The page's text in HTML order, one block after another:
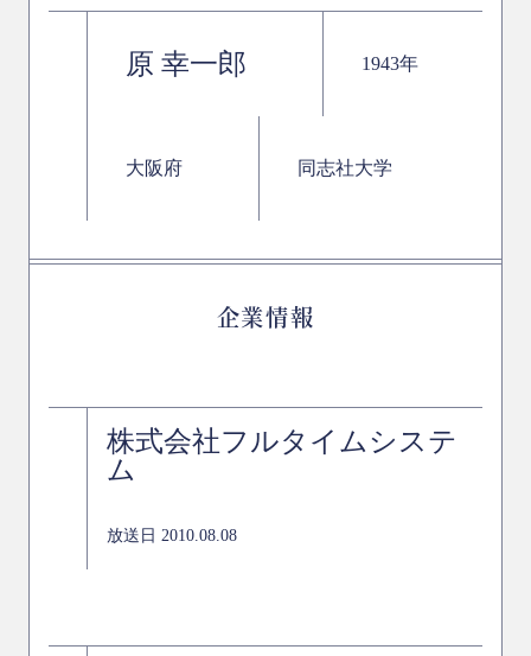
原 幸一郎 1943年
大阪府 同志社大学
企業情報
株式会社フルタイムシステ
ム
放送日 2010.08.08